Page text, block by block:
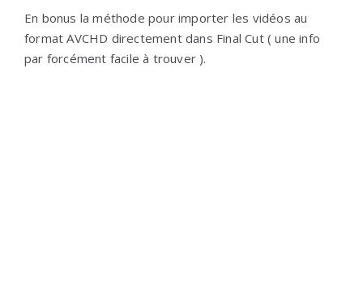
En bonus la méthode pour importer les vidéos au
format AVCHD directement dans Final Cut ( une info
par forcément facile à trouver ).